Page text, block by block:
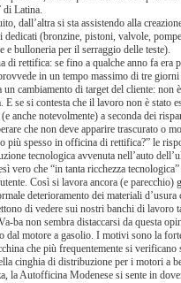
di Latina.
dall’altra si sta assistendo alla
(bronzine, pistoni, valvole,
bulloneria per il serraggio delle teste).
di rettifica: se fino a qualche anno fa era
in un tempo massimo di tre
cambiamento di target del cliente: non
se si contesta che il lavoro non è stato
anche notevolmente) a seconda dei
che non deve apparire trascurato o
spesso in officina di rettifica?” le
tecnologica avvenuta nell’auto
vero che “in tanta ricchezza
Così si lavora ancora (e
deterioramento dei materiali
di vedere sui nostri banchi di lavoro
ba non sembra distaccarsi da questa
dal motore a gasolio. I motivi sono la
che più frequentemente si
cinghia di distribuzione per i motori a
la Autofficina Modenese si sente in